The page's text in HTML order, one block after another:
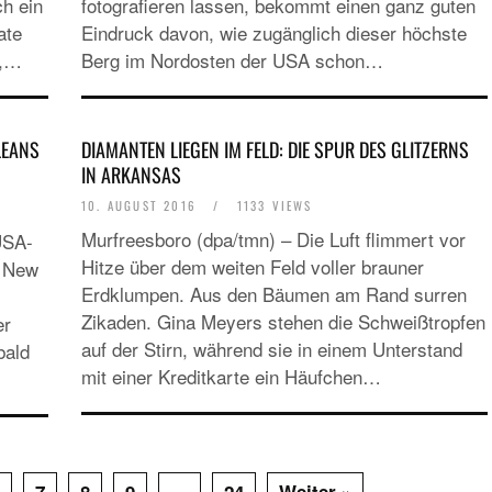
Eindruck davon, wie zugänglich dieser höchste
Berg im Nordosten der USA schon…
DIAMANTEN LIEGEN IM FELD: DIE SPUR DES GLITZERNS
IN ARKANSAS
10. AUGUST 2016 / 1133 VIEWS
Murfreesboro (dpa/tmn) – Die Luft flimmert vor
Hitze über dem weiten Feld voller brauner
Erdklumpen. Aus den Bäumen am Rand surren
Zikaden. Gina Meyers stehen die Schweißtropfen
auf der Stirn, während sie in einem Unterstand
mit einer Kreditkarte ein Häufchen…